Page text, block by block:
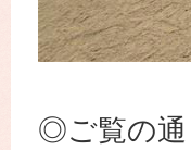
◎ご覧の通